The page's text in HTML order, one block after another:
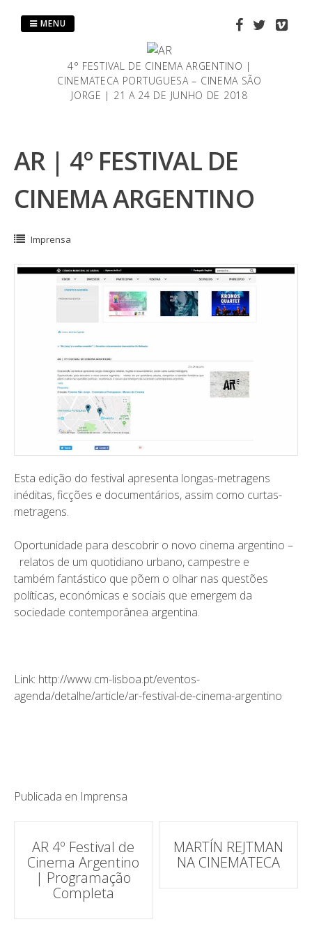
4° FESTIVAL DE CINEMA ARGENTINO |
CINEMATECA PORTUGUESA – CINEMA SÃO
JORGE | 21 A 24 DE JUNHO DE 2018
MENU
AR | 4º FESTIVAL DE
CINEMA ARGENTINO
Imprensa
Esta edição do festival apresenta longas-metragens
inéditas, ficções e documentários, assim como curtas-
metragens.
Oportunidade para descobrir o novo cinema argentino –
relatos de um quotidiano urbano, campestre e
também fantástico que põem o olhar nas questões
políticas, económicas e sociais que emergem da
sociedade contemporânea argentina.
Link: http://www.cm-lisboa.pt/eventos-
agenda/detalhe/article/ar-festival-de-cinema-argentino
Publicada en Imprensa
Navegación
de
correos
AR 4º Festival de
Cinema Argentino
| Programação
Completa
MARTÍN REJTMAN
NA CINEMATECA